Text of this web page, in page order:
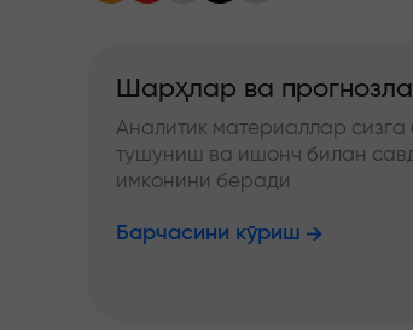
Шарҳлар ва
Аналитик материаллар сизга
тушуниш ва ишонч билан
имконини беради
Барчасини кўриш